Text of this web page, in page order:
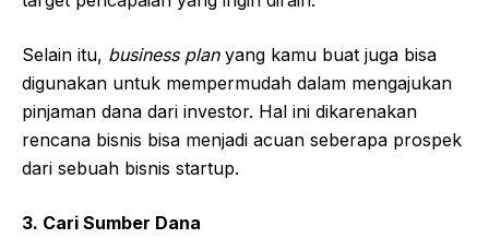
Selain itu, business planyang kamu buat juga bisa
digunakan untuk mempermudah dalam mengajukan
pinjaman dana dari investor. Hal ini dikarenakan
rencana bisnis bisa menjadi acuan seberapa prospek
dari sebuah bisnis startup.
3. Cari Sumber Dana